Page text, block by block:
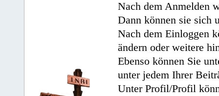
Nach dem Anmelden
Dann können sie sich
Nach dem Einloggen
ändern oder weitere
Ebenso können Sie
unter jedem Ihrer
Unter Profil/Profil